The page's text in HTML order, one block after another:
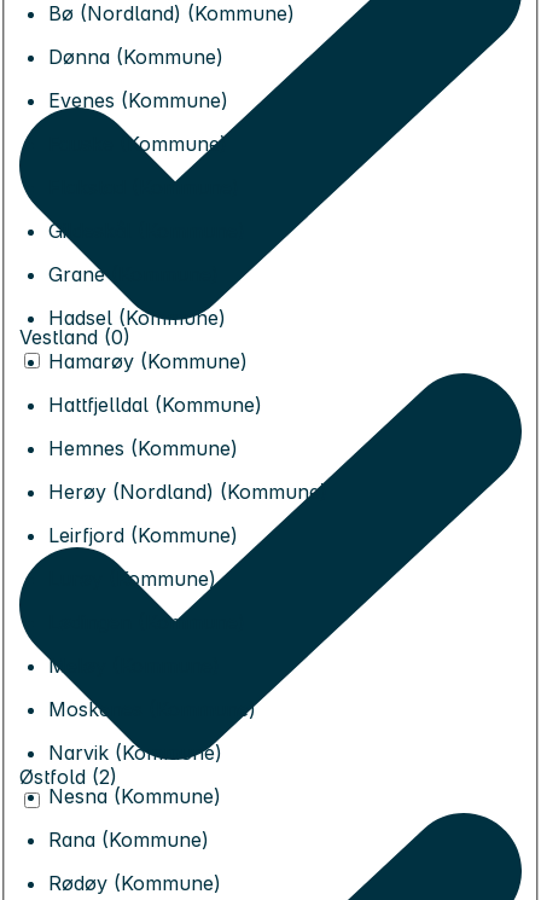
Bø (Nordland) (Kommune)
Dønna (Kommune)
Evenes (Kommune)
Fauske (Kommune)
Flakstad (Kommune)
Gildeskål (Kommune)
Grane (Kommune)
Hadsel (Kommune)
Hamarøy (Kommune)
Hattfjelldal (Kommune)
Hemnes (Kommune)
Herøy (Nordland) (Kommune)
Leirfjord (Kommune)
Lurøy (Kommune)
Lødingen (Kommune)
Meløy (Kommune)
Moskenes (Kommune)
Narvik (Kommune)
Nesna (Kommune)
Rana (Kommune)
Rødøy (Kommune)
Vestland (0)
Østfold (2)